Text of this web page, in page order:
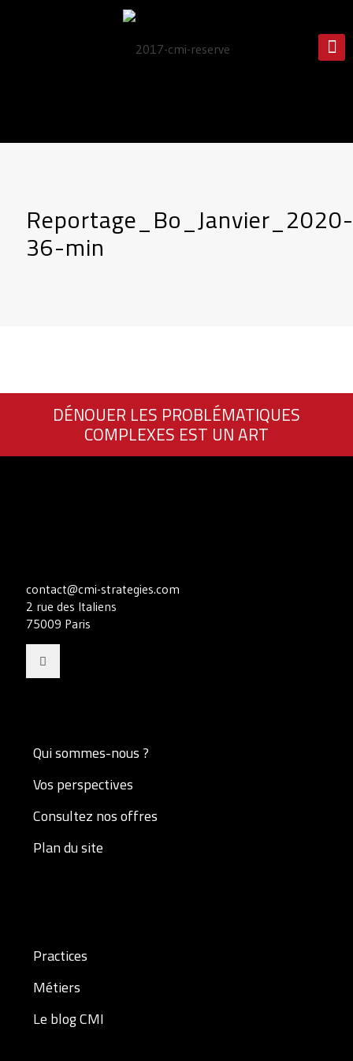
Reportage_Bo_Janvier_2020-
36-min
DÉNOUER LES PROBLÉMATIQUES
COMPLEXES EST UN ART
contact@cmi-strategies.com
2 rue des Italiens
75009 Paris
Qui sommes-nous ?
Vos perspectives
Consultez nos offres
Plan du site
Practices
Métiers
Le blog CMI